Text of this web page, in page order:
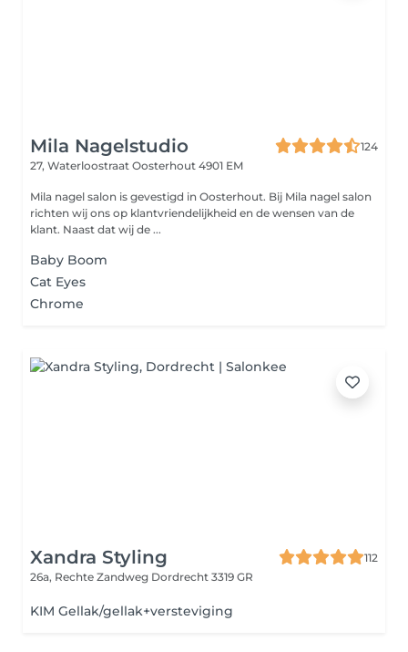
Mila Nagelstudio
124
27, Waterloostraat Oosterhout 4901 EM
Mila nagel salon is gevestigd in Oosterhout. Bij Mila nagel salon
richten wij ons op klantvriendelijkheid en de wensen van de
klant. Naast dat wij de ...
Baby Boom
Cat Eyes
Chrome
Xandra Styling
112
26a, Rechte Zandweg Dordrecht 3319 GR
KIM Gellak/gellak+versteviging